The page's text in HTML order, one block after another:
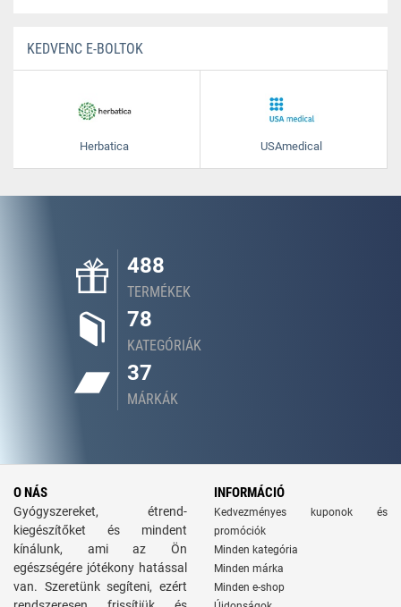
KEDVENC E-BOLTOK
Herbatica USAmedical
488
TERMÉKEK
78
KATEGÓRIÁK
37
MÁRKÁK
O NÁS
Gyógyszereket, étrend-
kiegészítőket és mindent
kínálunk, ami az Ön
egészségére jótékony hatással
van. Szeretünk segíteni, ezért
INFORMÁCIÓ
Kedvezményes kuponok és
promóciók
Minden kategória
Minden márka
Minden e-shop